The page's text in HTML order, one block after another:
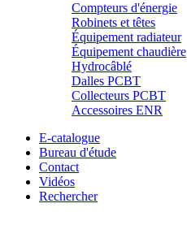
Compteurs d'énergie
Robinets et têtes
Équipement radiateur
Équipement chaudière
Hydrocâblé
Dalles PCBT
Collecteurs PCBT
Accessoires ENR
E-catalogue
Bureau d'étude
Contact
Vidéos
Rechercher